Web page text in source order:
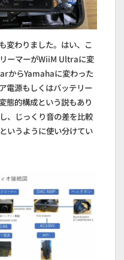
変わりました。はい、こ
ーマーがWiiM Ultraに変
からYamahaに変わった
電源もしくはバッテリー
態的構成という説もあり
、じっくり音の差を比較
いうように使い分けてい